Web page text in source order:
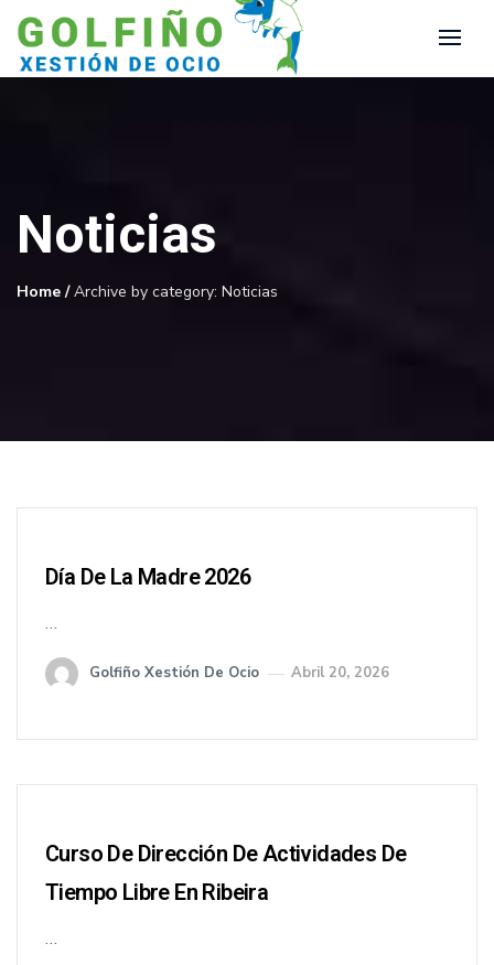
Noticias
Home /Archive by category: Noticias
Día De La Madre 2026
…
Golfiño Xestión De Ocio Abril 20, 2026
Curso De Dirección De Actividades De
Tiempo Libre En Ribeira
…